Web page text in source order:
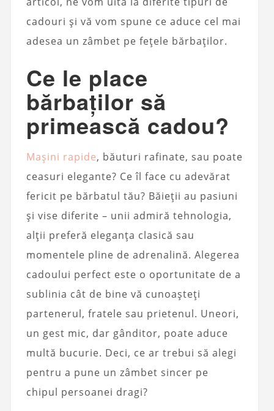
cadouri și vă vom spune ce aduce cel mai
adesea un zâmbet pe fețele bărbaților.
Ce le place
bărbaților să
primească cadou?
Mașini rapide, băuturi rafinate, sau poate
ceasuri elegante? Ce îl face cu adevărat
fericit pe bărbatul tău? Băieții au pasiuni
și vise diferite – unii admiră tehnologia,
alții preferă eleganța clasică sau
momentele pline de adrenalină. Alegerea
cadoului perfect este o oportunitate de a
sublinia cât de bine vă cunoașteți
partenerul, fratele sau prietenul. Uneori,
un gest mic, dar gânditor, poate aduce
multă bucurie. Deci, ce ar trebui să alegi
pentru a pune un zâmbet sincer pe
chipul persoanei dragi?